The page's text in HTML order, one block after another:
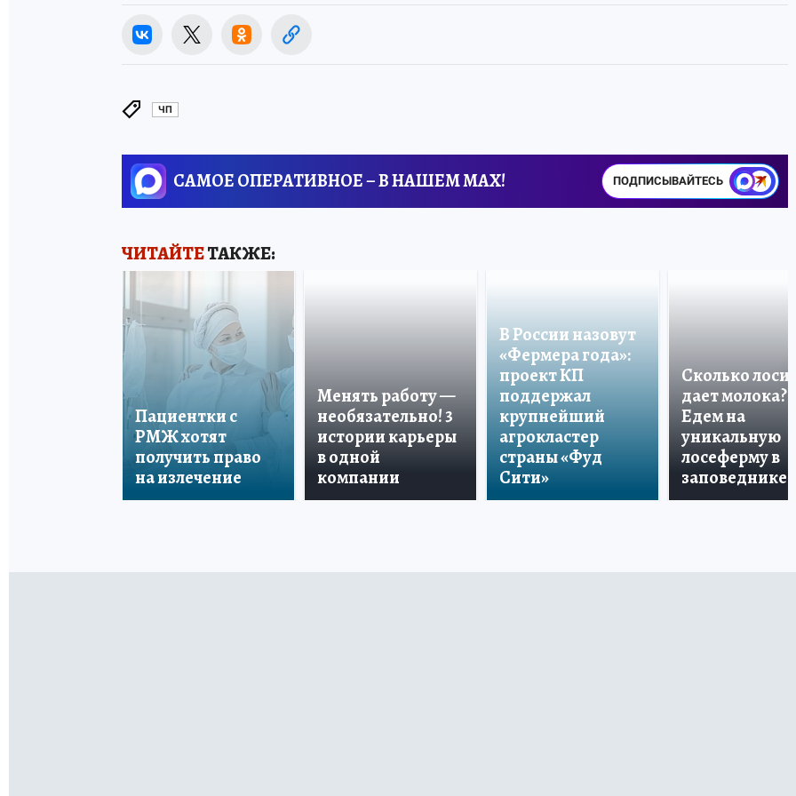
ЧП
САМОЕ ОПЕРАТИВНОЕ – В НАШЕМ MAX! ПОДПИСЫВАЙТЕСЬ
ЧИТАЙТЕТАКЖЕ:
Пациентки с
РМЖ хотят
получить право
на излечение
Менять работу —
необязательно! 3
истории карьеры
в одной
компании
В России назовут
«Фермера года»:
проект КП
поддержал
крупнейший
агрокластер
страны «Фуд
Сити»
Сколько
дает молока?
Едем на
уникальную
лосеферму в
заповеднике!